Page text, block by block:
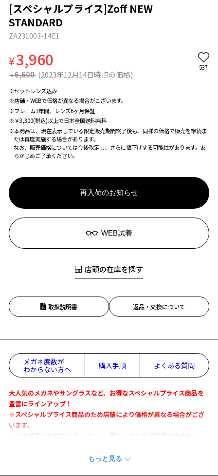
[スペシャルプライス]Zoff NEW
STANDARD
ZA231003-14E1
¥3,960
¥ 6,600 (2023年12月14日時点の価格)
537
※セットレンズ込み
※店舗・WEBで価格が異なる場合がこざいます。
※フレーム1年間、レンズ6ヶ月保証
※￥3,300(税込)以上で日本全国送料無料
※本商品は、現在表示している限定販売期間終了後も、同様の価格で販売を継続ま
たは再度実施する場合があります。
なお、販売価格については今後改定し、さらに値下げする可能性があります。あ
らかじめご了承ください。
再入荷のお知らせ
WEB試着
店頭の在庫を探す
取扱説明書 返品・交換について
メガネ度数が
わからない方へ
購入手順 よくある質問
大人気のメガネやサングラスなど、お得なスペシャルプライス商品を
豊富にラインアップ！
※スペシャルプライス商品のため店舗により価格が異なる場合がござ
います。
※この商品はお誕生日クーポン、一部クーポンをご利用できません。
人気のクラシカルデザインをより掛けやすく